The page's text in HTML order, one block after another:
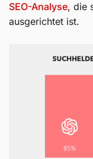
SEO-Analyse, die
ausgerichtet ist.